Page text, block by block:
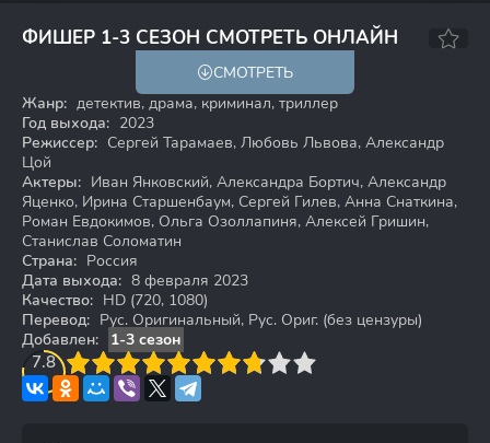
ФИШЕР 1-3 СЕЗОН СМОТРЕТЬ ОНЛАЙН
7.8 6.8
СМОТРЕТЬ
Жанр: детектив, драма, криминал, триллер
Год выхода: 2023
Режиссер: Сергей Тарамаев, Любовь Львова, Александр
Цой
Актеры: Иван Янковский, Александра Бортич, Александр
Яценко, Ирина Старшенбаум, Сергей Гилев, Анна Снаткина,
Роман Евдокимов, Ольга Озоллапиня, Алексей Гришин,
Станислав Соломатин
Страна: Россия
Дата выхода: 8 февраля 2023
Качество: HD (720, 1080)
Перевод: Рус. Оригинальный, Рус. Ориг. (без цензуры)
Добавлен:
1-3 сезон
7.8
4 5 6 7 8 9 10